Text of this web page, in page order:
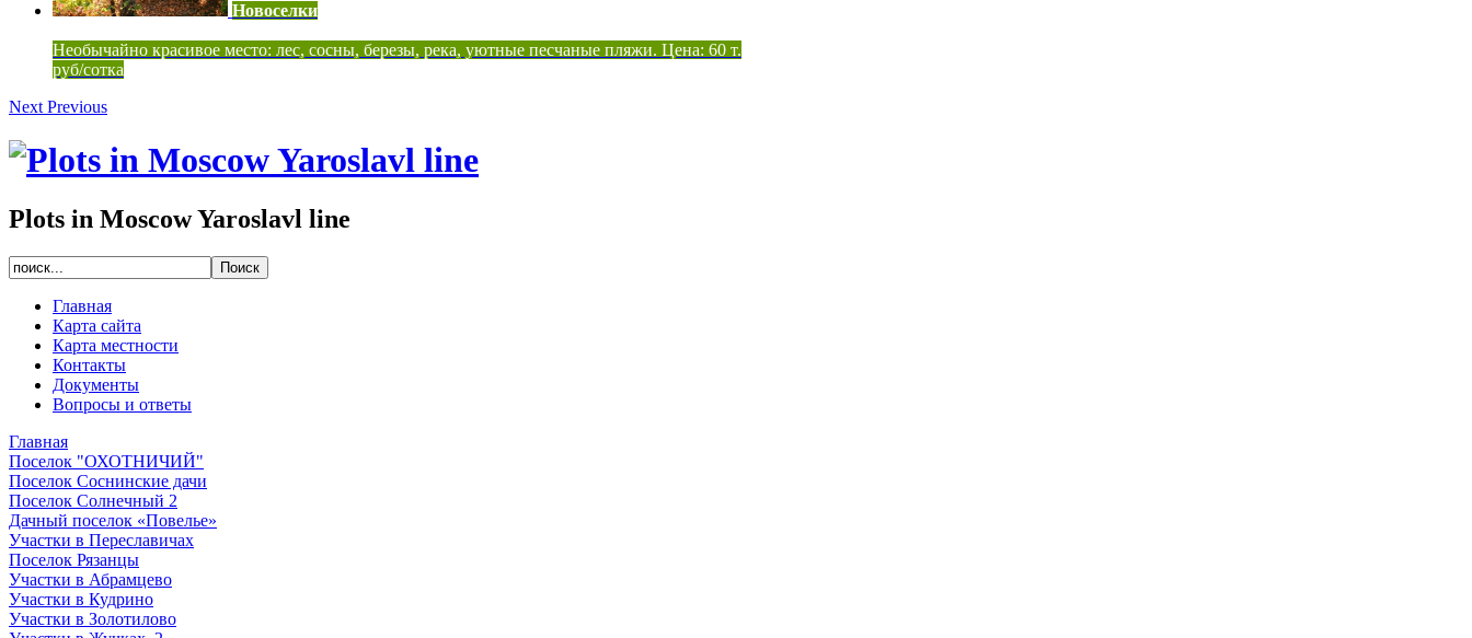
Новоселки
Необычайно красивое место: лес, сосны, березы, река, уютные песчаные пляжи. Цена: 60 т.
руб/сотка
Next Previous
Plots in Moscow Yaroslavl line
Главная
Карта сайта
Карта местности
Контакты
Документы
Вопросы и ответы
Главная
Поселок "ОХОТНИЧИЙ"
Поселок Соснинские дачи
Поселок Солнечный 2
Дачный поселок «Повелье»
Участки в Переславичах
Поселок Рязанцы
Участки в Абрамцево
Участки в Кудрино
Участки в Золотилово